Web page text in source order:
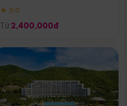
★ 5.0
Từ 2,400,000đ